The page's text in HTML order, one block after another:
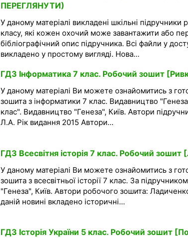
ПЕРЕГЛЯНУТИ)
У даному матеріалі викладені шкільні підручники
класу, які кожен охочий може завантажити або
бібліографічний опис підручника. Всі файли у
викладено у простому вигляді. Нова...
ГДЗ Інформатика 7 клас. Робочий зошит
У даному матеріалі Ви можете ознайомитись з
зошита з інформатики 7 клас. Видавництво
клас". Видавництво "Генеза", Київ. Автори
Л.А. Рік видання 2015 Автори...
ГДЗ Всесвітня історія 7 клас. Робочий
У даному матеріалі Ви можете ознайомитись з
зошита з всесвітньої історії 7 клас. За
"Генеза", Київ. Автори робочого зошита:
даній новині вкладено історичні...
ГДЗ Історія України 5 клас. Робочий зошит